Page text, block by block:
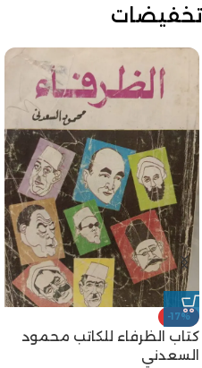
تخفيضات
-17%
كتاب الظرفاء للكاتب محمود
السعدني